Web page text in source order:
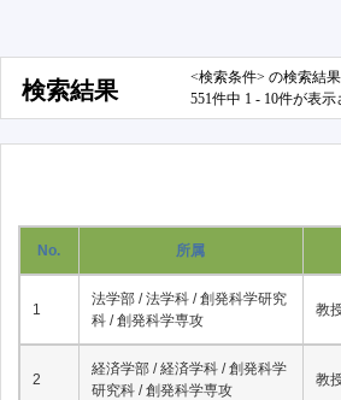
検索結果
<検索条件> の検索結果
551件中 1 - 10件が表示
No. 所属
1
法学部 / 法学科 / 創発科学研究
科 / 創発科学専攻
教
2
経済学部 / 経済学科 / 創発科学
研究科 / 創発科学専攻
教